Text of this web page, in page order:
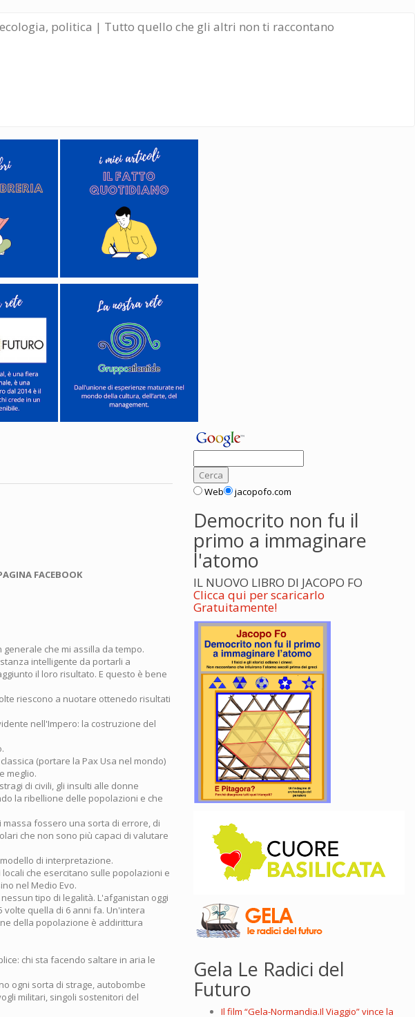
ecologia, politica | Tutto quello che gli altri non ti raccontano
FACEBOOK
che mi assilla da tempo.
intelligente da portarli a
il loro risultato. E questo è bene
riescono a nuotare ottenedo risultati
nell'Impero: la costruzione del
(portare la Pax Usa nel mondo)
meglio.
di civili, gli insulti alle donne
la ribellione delle popolazioni e che
fossero una sorta di errore, di
che non sono più capaci di valutare
di interpretazione.
che esercitano sulle popolazioni e
nel Medio Evo.
tipo di legalità. L'afganistan oggi
volte quella di 6 anni fa. Un'intera
della popolazione è addirittura
chi sta facendo saltare in aria le
ogni sorta di strage, autobombe
militari, singoli sostenitori del
Web jacopofo.com
Democrito non fu il
primo a immaginare
l'atomo
IL NUOVO LIBRO DI JACOPO FO
Clicca qui per scaricarlo
Gratuitamente!
Gela Le Radici del
Futuro
Il film “Gela-Normandia.Il Viaggio” vince la